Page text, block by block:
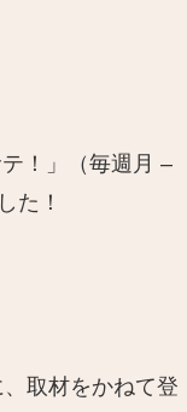
！」（毎週月 –
た！
取材をかねて登